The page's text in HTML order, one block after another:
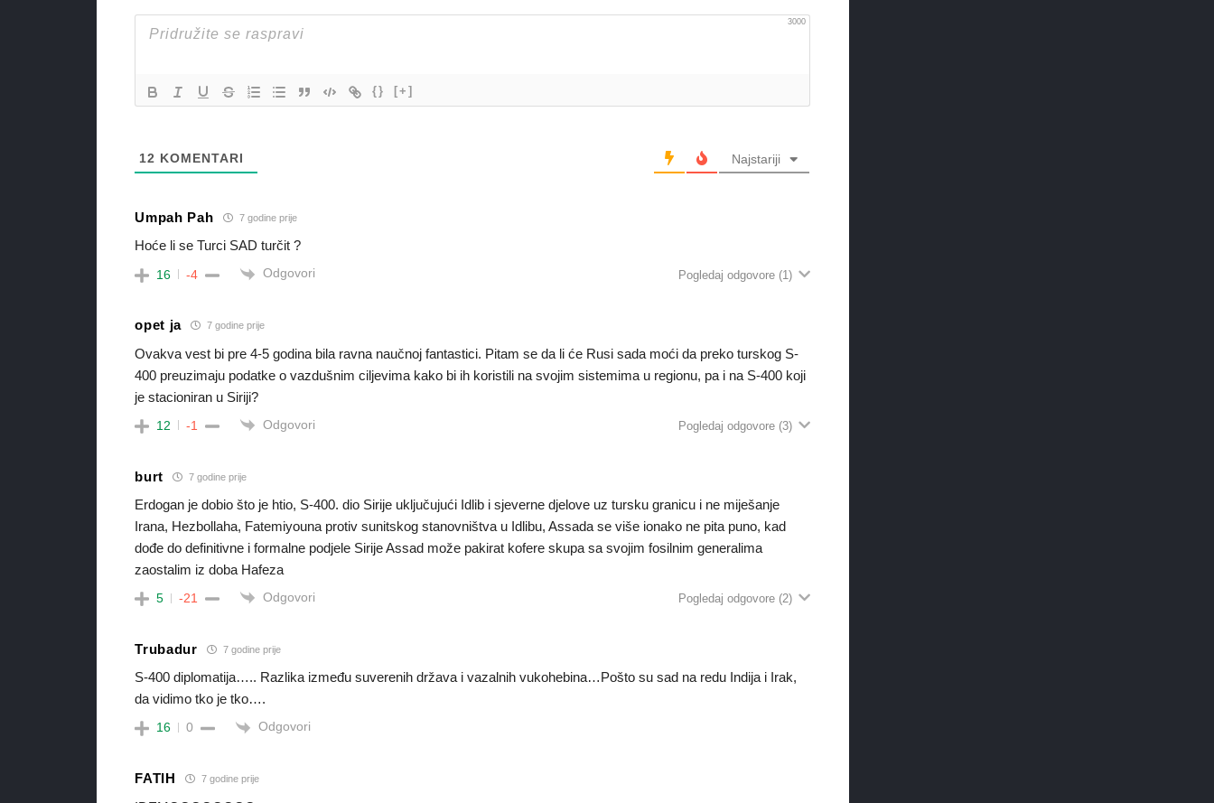
3000
{} [+]
12 KOMENTARI Najstariji
Umpah Pah 7 godine prije
Hoće li se Turci SAD turčit ?
16 -4 Odgovori Pogledaj odgovore (1)
opet ja 7 godine prije
Ovakva vest bi pre 4-5 godina bila ravna naučnoj fantastici. Pitam se da li će Rusi sada moći da preko turskog S-
400 preuzimaju podatke o vazdušnim ciljevima kako bi ih koristili na svojim sistemima u regionu, pa i na S-400 koji
je stacioniran u Siriji?
12 -1 Odgovori Pogledaj odgovore (3)
burt 7 godine prije
Erdogan je dobio što je htio, S-400. dio Sirije uključujući Idlib i sjeverne djelove uz tursku granicu i ne miješanje
Irana, Hezbollaha, Fatemiyouna protiv sunitskog stanovništva u Idlibu, Assada se više ionako ne pita puno, kad
dođe do definitivne i formalne podjele Sirije Assad može pakirat kofere skupa sa svojim fosilnim generalima
zaostalim iz doba Hafeza
5 -21 Odgovori Pogledaj odgovore (2)
Trubadur 7 godine prije
S-400 diplomatija….. Razlika između suverenih država i vazalnih vukohebina…Pošto su sad na redu Indija i Irak,
da vidimo tko je tko….
16 0 Odgovori
FATIH 7 godine prije